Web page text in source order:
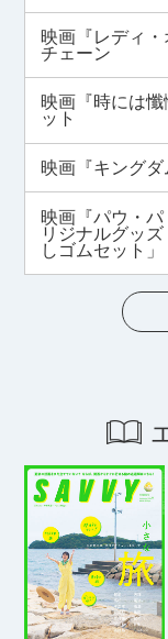
映画『レディ
チェーン
映画『時には
ット
映画『キング
映画『パウ・
リジナルグッ
しゴムセット」